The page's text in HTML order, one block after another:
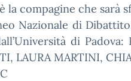
la compagine che sarà
Nazionale di
di Padova:
LAURA MARTINI,